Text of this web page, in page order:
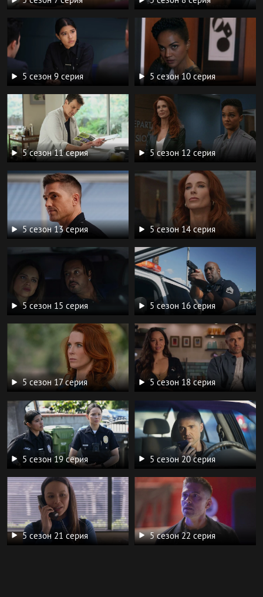
5 сезон 9 серия 5 сезон 10 серия
5 сезон 11 серия 5 сезон 12 серия
5 сезон 13 серия 5 сезон 14 серия
5 сезон 15 серия 5 сезон 16 серия
5 сезон 17 серия 5 сезон 18 серия
5 сезон 19 серия 5 сезон 20 серия
5 сезон 21 серия 5 сезон 22 серия